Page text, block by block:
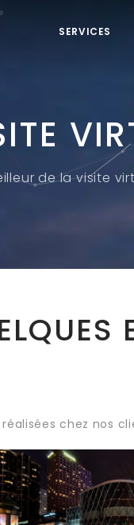
SERVICES
de la visite
chez nos